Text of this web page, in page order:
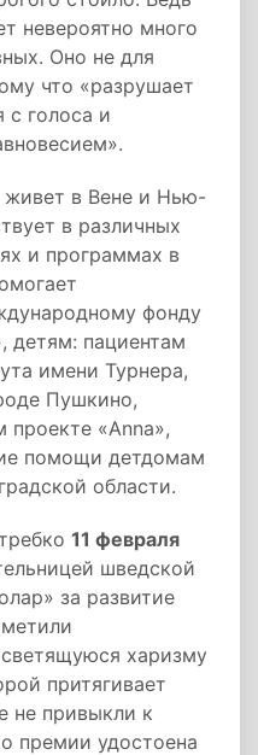
невероятно много
Оно не для
что «разрушает
с голоса и
живет в Вене и Нью-
в различных
и программах в
фонду
детям: пациентам
имени Турнера,
Пушкино,
проекте «Anna»,
помощи детдомам
области.
11 февраля
шведской
за развитие
харизму
притягивает
не привыкли к
премии удостоена